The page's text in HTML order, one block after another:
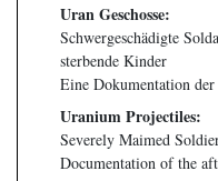
Uran Geschosse:
Schwergeschädigte
sterbende Kinder
Eine Dokumentation
Uranium Projectiles:
Severely Maimed
Documentation of the